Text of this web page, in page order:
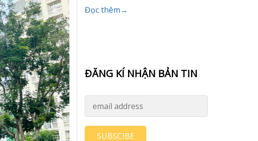
Đọc thêm→
ĐĂNG KÍ NHẬN BẢN TIN
SUBSCIBE